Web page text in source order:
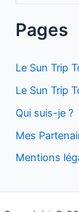
h
h
e
r
Pages
Le Sun Trip
Le Sun Trip
Qui suis-je ?
Mes
Mentions